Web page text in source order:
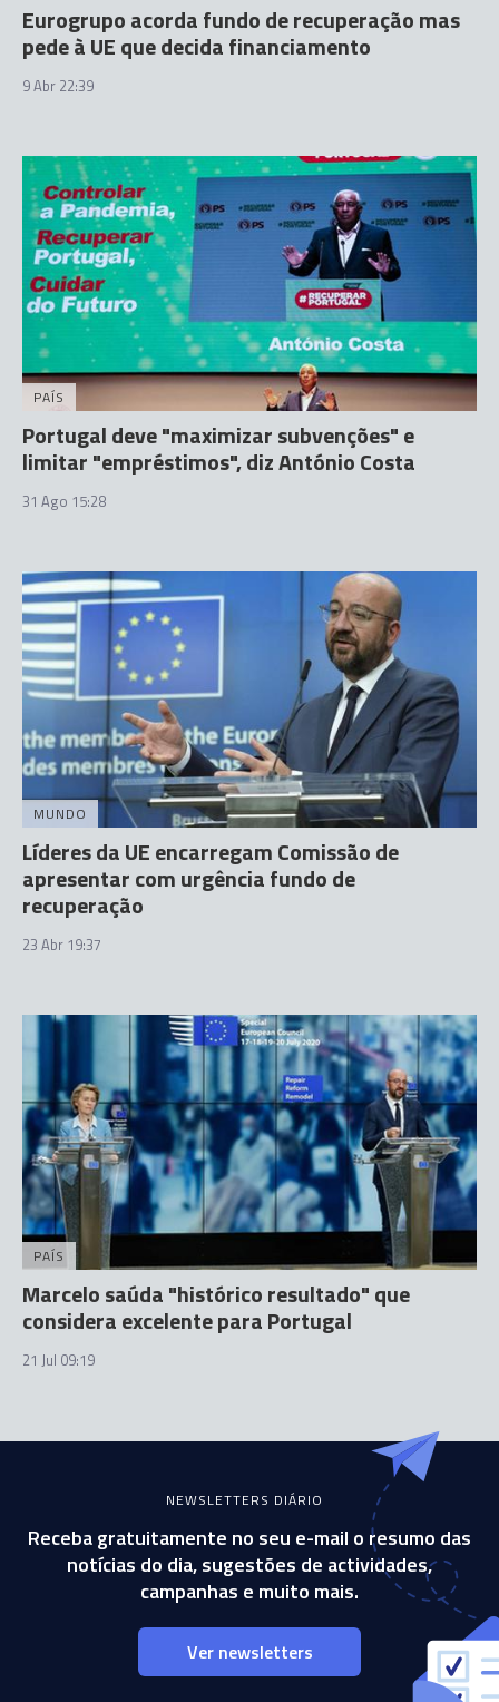
Eurogrupo acorda fundo de recuperação mas
pede à UE que decida financiamento
9 Abr 22:39
PAÍS
Portugal deve "maximizar subvenções" e
limitar "empréstimos", diz António Costa
31 Ago 15:28
MUNDO
Líderes da UE encarregam Comissão de
apresentar com urgência fundo de
recuperação
23 Abr 19:37
PAÍS
Marcelo saúda "histórico resultado" que
considera excelente para Portugal
21 Jul 09:19
NEWSLETTERS DIÁRIO
Receba gratuitamente no seu e-mail o resumo das
notícias do dia, sugestões de actividades,
campanhas e muito mais.
Ver newsletters